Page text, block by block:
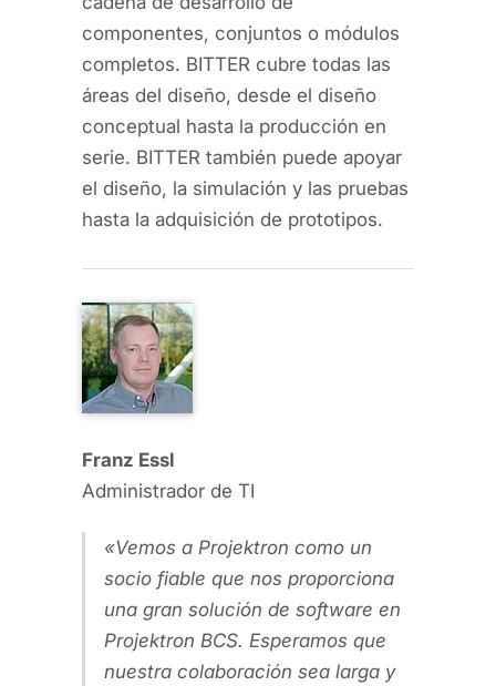
componentes, conjuntos o módulos
completos. BITTER cubre todas las
áreas del diseño, desde el diseño
conceptual hasta la producción en
serie. BITTER también puede apoyar
el diseño, la simulación y las pruebas
hasta la adquisición de prototipos.
Franz Essl
Administrador de TI
Vemos a Projektron como un
socio fiable que nos proporciona
una gran solución de software en
Projektron BCS. Esperamos que
nuestra colaboración sea larga y